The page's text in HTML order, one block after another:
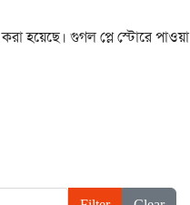
হয়েছে। গুগল প্লে স্টোরে পাওয়া